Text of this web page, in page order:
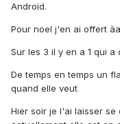
Android.
Pour noel j'en ai offert
Sur les 3 il y en a 1 qui a
De temps en temps un
quand elle veut
Hier soir je l'ai laisser